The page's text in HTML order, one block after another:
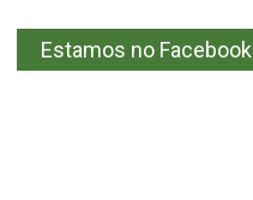
Estamos no Facebook